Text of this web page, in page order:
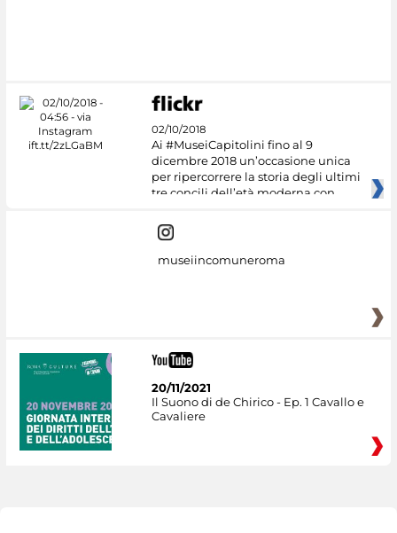
02/10/2018
Ai #MuseiCapitolini fino al 9
dicembre 2018 un’occasione unica
per ripercorrere la storia degli ultimi
tre concili dell’età moderna con
museiincomuneroma
20/11/2021
Il Suono di de Chirico - Ep. 1 Cavallo e
Cavaliere